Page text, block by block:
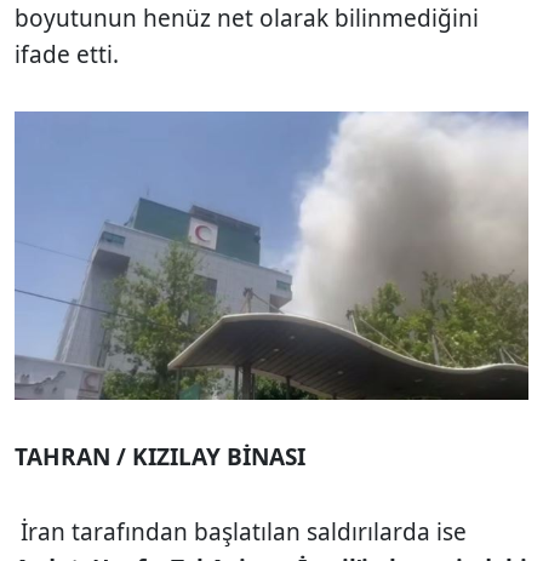
boyutunun henüz net olarak bilinmediğini
ifade etti.
TAHRAN / KIZILAY BİNASI
İran tarafından başlatılan saldırılarda ise